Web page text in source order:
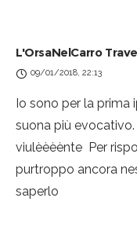
L'OrsaNelCarro
09/01/2018, 22:13
Io sono per la
suona più
viulèèèènte Per
purtroppo ancora
saperlo